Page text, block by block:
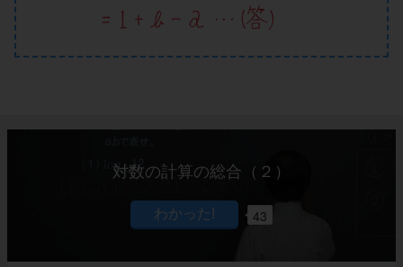
対数の計算の総合（２）
43